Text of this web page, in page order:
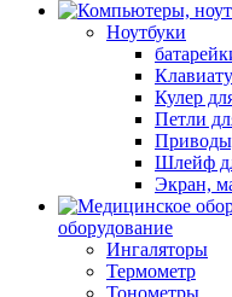
Ноутбуки
Кулер
Петли
Шлейф
Экран,
оборудование
Ингаляторы
Термометр
Тонометры